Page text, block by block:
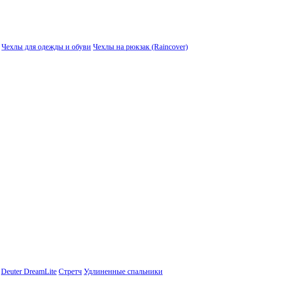
Чехлы для одежды и обуви Чехлы на рюкзак (Raincover)
Deuter DreamLite Стретч Удлиненные спальники